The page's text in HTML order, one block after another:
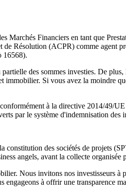
Financiers en tant que
Résolution (ACPR) comme agent
16568).
des sommes investies. De plus,
Si vous avez la moindre
à la directive 2014/49/
par le système d'indemnisation
des sociétés de projets
angels, avant la collecte organisée
Nous invitons nos investisseurs à
à offrir une transparence